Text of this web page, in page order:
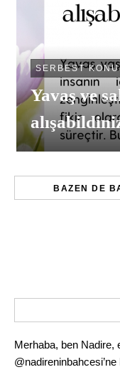
SERBEST
Yavaş ve
BAZEN DE
Merhaba, ben Nadire,